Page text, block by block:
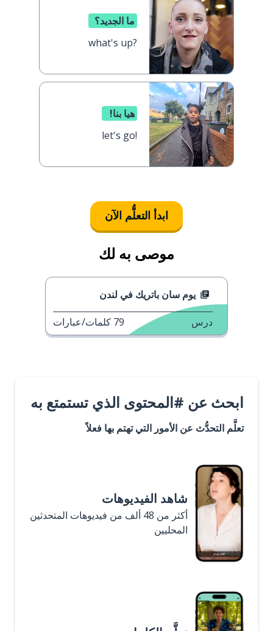
ما الجديد؟
what's up?
هيا بنا!
let's go!
ابدأ التعلُّم الآن
موصى به لك
يوم سان باتريك في لندن
درس 79 كلمات/عبارات
ابحث عن #المحتوى الذي تستمتع به
تعلَّم التحدُّث عن الأمور التي تهتم بها فعلاً
شاهد الفيديوهات
أكثر من 48 ألف من فيديوهات المتحدثين
المحليين